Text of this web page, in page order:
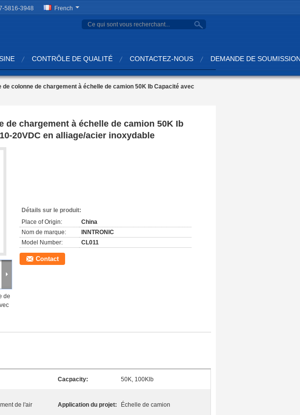
5816-3948 French
search
CONTRÔLE DE QUALITÉ CONTACTEZ-NOUS DEMANDE DE
de colonne de chargement à échelle de camion 50K Ib Capacité avec
de chargement à échelle de camion 50K Ib
20VDC en alliage/acier inoxydable
de
Détails sur le produit:
Place of Origin:
China
Nom de marque:
INNTRONIC
Model Number:
CL011
Contact
Cacpacity: 50K, 100Klb
de l'air Application du projet: Échelle de camion